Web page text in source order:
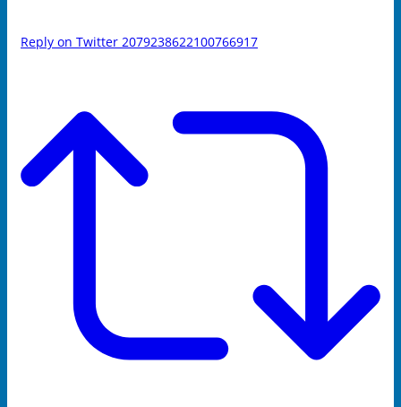
Reply on Twitter 2079238622100766917